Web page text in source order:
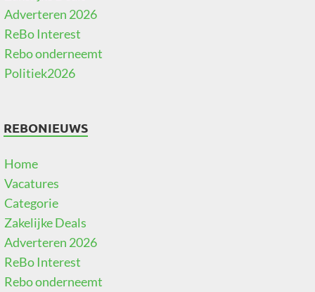
Adverteren 2026
ReBo Interest
Rebo onderneemt
Politiek2026
REBONIEUWS
Home
Vacatures
Categorie
Zakelijke Deals
Adverteren 2026
ReBo Interest
Rebo onderneemt